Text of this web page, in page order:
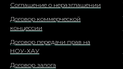
Соглашение о неразглашении
Договор коммерческой
концессии
Договор передачи прав на
НОУ-ХАУ
Договор залога